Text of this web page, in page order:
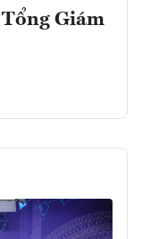
Giám